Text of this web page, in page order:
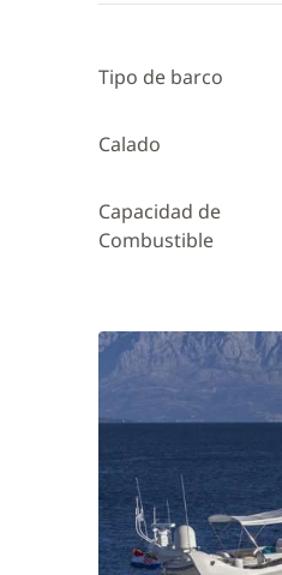
Tipo de barco
Calado
Capacidad de
Combustible